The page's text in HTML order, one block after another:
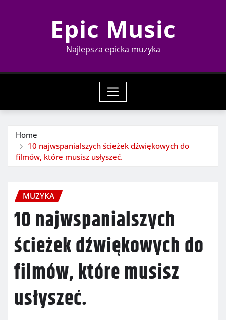
Epic Music
Najlepsza epicka muzyka
Home
10 najwspanialszych ścieżek dźwiękowych do
filmów, które musisz usłyszeć.
MUZYKA
10 najwspanialszych
ścieżek dźwiękowych do
filmów, które musisz
usłyszeć.